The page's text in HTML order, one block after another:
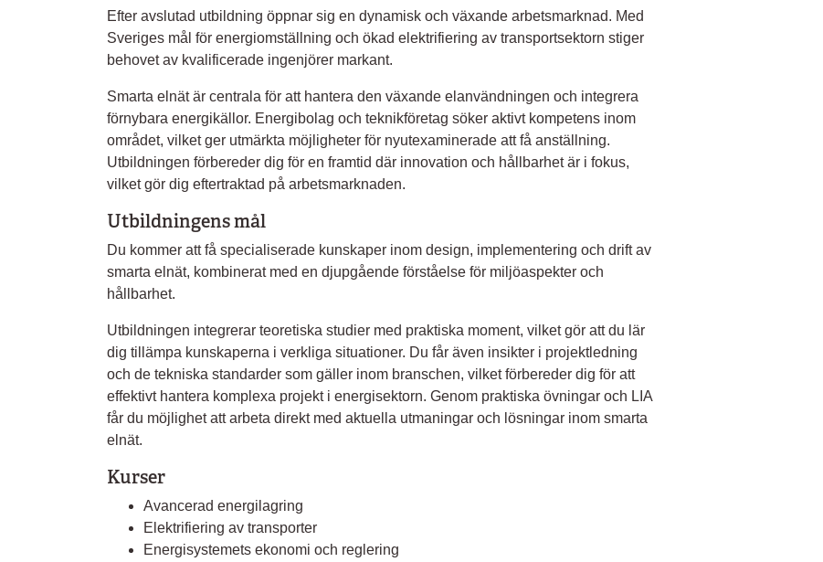
Efter avslutad utbildning öppnar sig en dynamisk och växande arbetsmarknad. Med
Sveriges mål för energiomställning och ökad elektrifiering av transportsektorn stiger
behovet av kvalificerade ingenjörer markant.
Smarta elnät är centrala för att hantera den växande elanvändningen och integrera
förnybara energikällor. Energibolag och teknikföretag söker aktivt kompetens inom
området, vilket ger utmärkta möjligheter för nyutexaminerade att få anställning.
Utbildningen förbereder dig för en framtid där innovation och hållbarhet är i fokus,
vilket gör dig eftertraktad på arbetsmarknaden.
Utbildningens mål
Du kommer att få specialiserade kunskaper inom design, implementering och drift av
smarta elnät, kombinerat med en djupgående förståelse för miljöaspekter och
hållbarhet.
Utbildningen integrerar teoretiska studier med praktiska moment, vilket gör att du lär
dig tillämpa kunskaperna i verkliga situationer. Du får även insikter i projektledning
och de tekniska standarder som gäller inom branschen, vilket förbereder dig för att
effektivt hantera komplexa projekt i energisektorn. Genom praktiska övningar och LIA
får du möjlighet att arbeta direkt med aktuella utmaningar och lösningar inom smarta
elnät.
Kurser
Avancerad energilagring
Elektrifiering av transporter
Energisystemets ekonomi och reglering